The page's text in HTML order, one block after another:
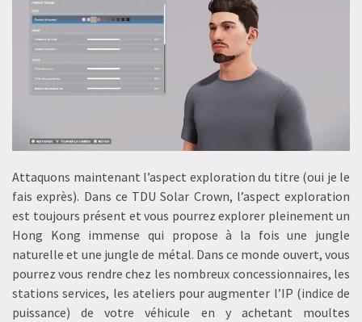
Attaquons maintenant l’aspect exploration du titre (oui je le
fais exprès). Dans ce TDU Solar Crown, l’aspect exploration
est toujours présent et vous pourrez explorer pleinement un
Hong Kong immense qui propose à la fois une jungle
naturelle et une jungle de métal. Dans ce monde ouvert, vous
pourrez vous rendre chez les nombreux concessionnaires, les
stations services, les ateliers pour augmenter l’IP (indice de
puissance) de votre véhicule en y achetant moultes